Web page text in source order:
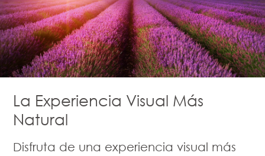
La Experiencia Visual Más
Natural
Disfruta de una experiencia visual más